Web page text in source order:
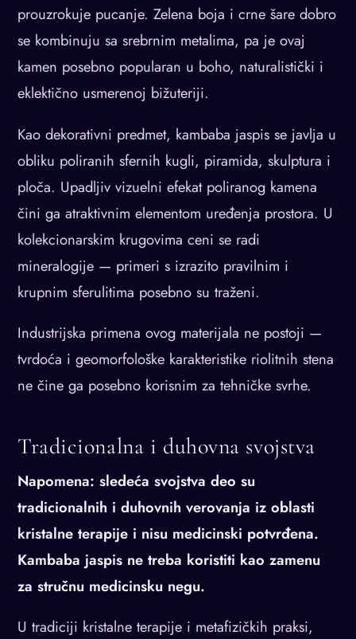
prouzrokuje pucanje. Zelena boja i crne šare dobro
se kombinuju sa srebrnim metalima, pa je ovaj
kamen posebno popularan u boho, naturalistički i
eklektično usmerenoj bižuteriji.
Kao dekorativni predmet, kambaba jaspis se javlja u
obliku poliranih sfernih kugli, piramida, skulptura i
ploča. Upadljiv vizuelni efekat poliranog kamena
čini ga atraktivnim elementom uređenja prostora. U
kolekcionarskim krugovima ceni se radi
mineralogije — primeri s izrazito pravilnim i
krupnim sferulitima posebno su traženi.
Industrijska primena ovog materijala ne postoji —
tvrdoća i geomorfološke karakteristike riolitnih stena
ne čine ga posebno korisnim za tehničke svrhe.
Tradicionalna i duhovna svojstva
Napomena: sledeća svojstva deo su
tradicionalnih i duhovnih verovanja iz oblasti
kristalne terapije i nisu medicinski potvrđena.
Kambaba jaspis ne treba koristiti kao zamenu
za stručnu medicinsku negu.
U tradiciji kristalne terapije i metafizičkih praksi,